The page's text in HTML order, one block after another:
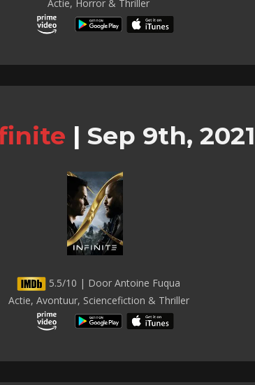
Actie, Horror & Thriller
| Sep 9th, 2021
5.5/10 | Door Antoine Fuqua
Actie, Avontuur, Sciencefiction & Thriller